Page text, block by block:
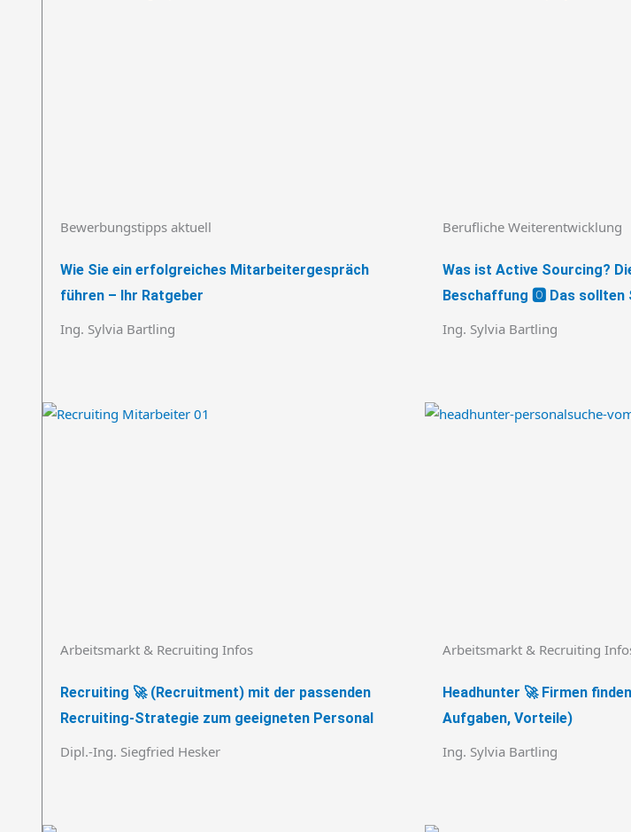
Bewerbungstipps aktuell
Wie Sie ein erfolgreiches Mitarbeitergespräch
führen – Ihr Ratgeber
Ing. Sylvia Bartling
Berufliche Weiterentwicklung
Was ist Active Sourcing?
Beschaffung 🅾️ Das sollten
Ing. Sylvia Bartling
Arbeitsmarkt & Recruiting Infos
Recruiting 🚀 (Recruitment) mit der passenden
Recruiting-Strategie zum geeigneten Personal
Dipl.-Ing. Siegfried Hesker
Arbeitsmarkt & Recruiting
Headhunter 🚀 Firmen
Aufgaben, Vorteile)
Ing. Sylvia Bartling